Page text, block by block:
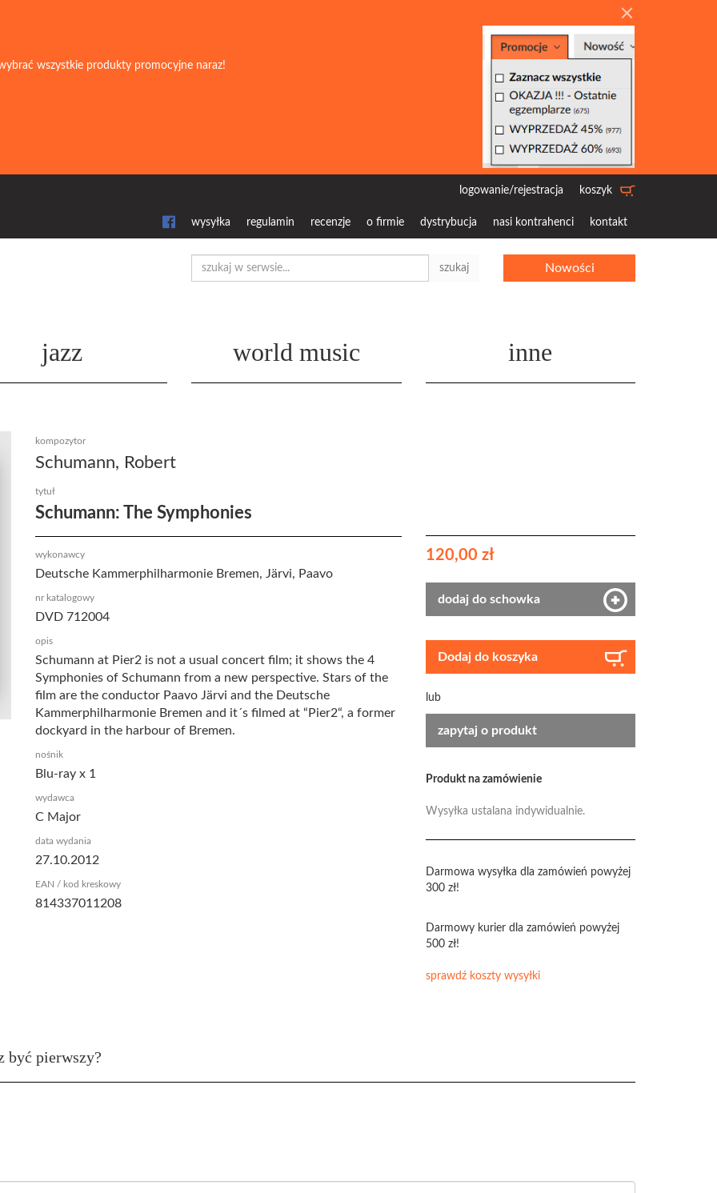
wszystkie produkty promocyjne naraz!
koszyk
logowanie/rejestracja
wysyłka regulamin recenzje o firmie dystrybucja nasi kontrahenci kontakt
szukaj Nowości
jazz world music inne
kompozytor
Schumann, Robert
tytuł
Schumann: The Symphonies
wykonawcy
Deutsche Kammerphilharmonie Bremen, Järvi, Paavo
nr katalogowy
DVD 712004
opis
Schumann at Pier2 is not a usual concert film; it shows the 4
Symphonies of Schumann from a new perspective. Stars of the
film are the conductor Paavo Järvi and the Deutsche
Kammerphilharmonie Bremen and it´s filmed at “Pier2“, a former
dockyard in the harbour of Bremen.
nośnik
Blu-ray x 1
wydawca
C Major
data wydania
27.10.2012
EAN / kod kreskowy
814337011208
120,00 zł
dodaj do schowka
Dodaj do koszyka
lub
zapytaj o produkt
Produkt na zamówienie
Wysyłka ustalana indywidualnie.
Darmowa wysyłka dla zamówień powyżej
300 zł!
Darmowy kurier dla zamówień powyżej
500 zł!
sprawdź koszty wysyłki
być pierwszy?